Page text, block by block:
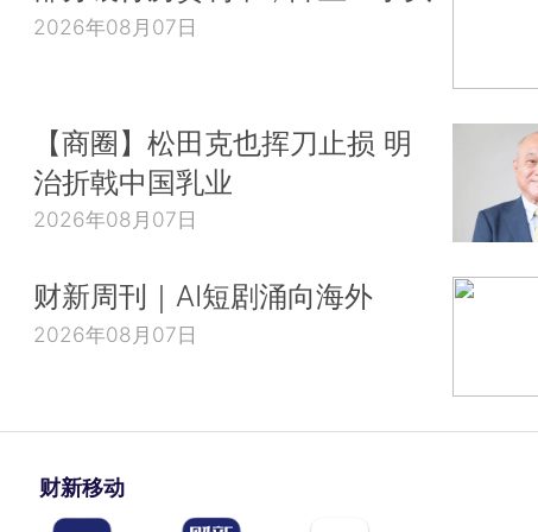
2026年08月07日
【商圈】松田克也挥刀止损 明
治折戟中国乳业
2026年08月07日
财新周刊｜AI短剧涌向海外
2026年08月07日
财新移动